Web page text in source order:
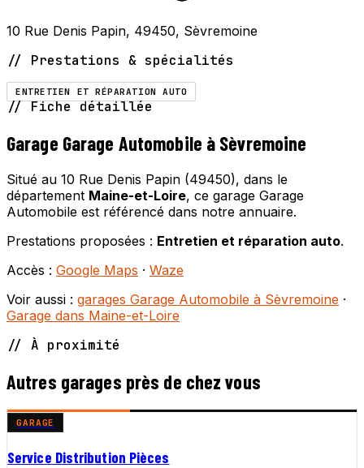
10 Rue Denis Papin, 49450, Sèvremoine
// Prestations & spécialités
ENTRETIEN ET RÉPARATION AUTO
// Fiche détaillée
Garage Garage Automobile à Sèvremoine
Situé au 10 Rue Denis Papin (49450), dans le
département Maine-et-Loire, ce garage Garage
Automobile est référencé dans notre annuaire.
Prestations proposées : Entretien et réparation auto.
Accès : Google Maps · Waze
Voir aussi : garages Garage Automobile à Sèvremoine ·
Garage dans Maine-et-Loire
// À proximité
Autres garages près de chez vous
GARAGE
Service Distribution Pièces